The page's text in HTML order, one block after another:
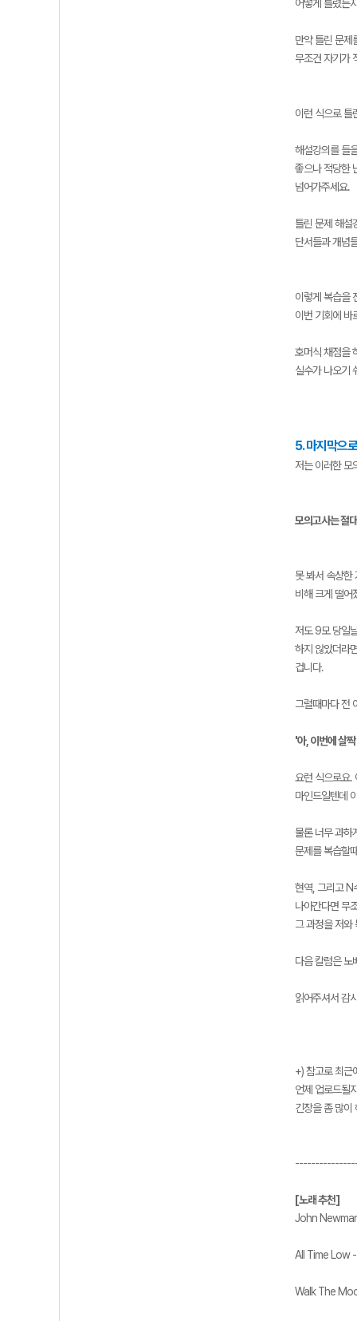
어떻게 틀렸든
만약 틀린 문제
무조건 자기가
이런 식으로 틀
해설강의를 들
좋으나 적당한
넘어가주세요.
틀린 문제 해설
단서들과 개념
이렇게 복습을
이번 기회에 바
호머식 채점을
실수가 나오기
5. 마지막으
저는 이러한 모
모의고사는 절
못 봐서 속상한
비해 크게 떨어
저도 9모 당일
하지 않았더라
겁니다.
그럴때마다 전
'아, 이번에 살
요런 식으로요.
마인드일텐데
물론 너무 과하
문제를 복습할
현역, 그리고 N
나아간다면 무
그 과정을 저와
다음 칼럼은 노
읽어주셔서 감
+) 참고로 최근
언제 업로드될
긴장을 좀 많이
[노래 추천]
John
All Time Low
Walk The